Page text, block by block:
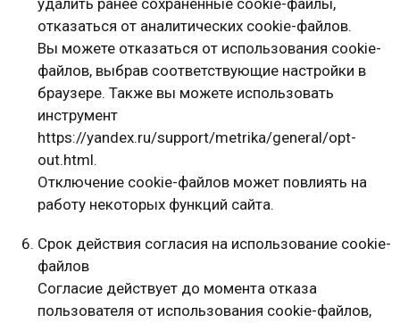
удалить ранее сохраненные cookie-файлы,
отказаться от аналитических cookie-файлов.
Вы можете отказаться от использования cookie-
файлов, выбрав соответствующие настройки в
браузере. Также вы можете использовать
инструмент
https://yandex.ru/support/metrika/general/opt-
out.html.
Отключение cookie-файлов может повлиять на
работу некоторых функций сайта.
Срок действия согласия на использование cookie-
файлов
Согласие действует до момента отказа
пользователя от использования cookie-файлов,